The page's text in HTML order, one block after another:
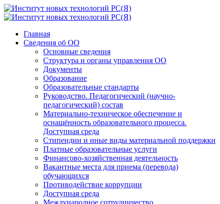
Главная
Сведения об ОО
Основные сведения
Структура и органы управления ОО
Документы
Образование
Образовательные стандарты
Руководство. Педагогический (научно-
педагогический) состав
Материально-техническое обеспечение и
оснащённость образовательного процесса.
Доступная среда
Стипендии и иные виды материальной поддержки
Платные образовательные услуги
Финансово-хозяйственная деятельность
Вакантные места для приема (перевода)
обучающихся
Противодействие коррупции
Доступная среда
Международное сотрудничество